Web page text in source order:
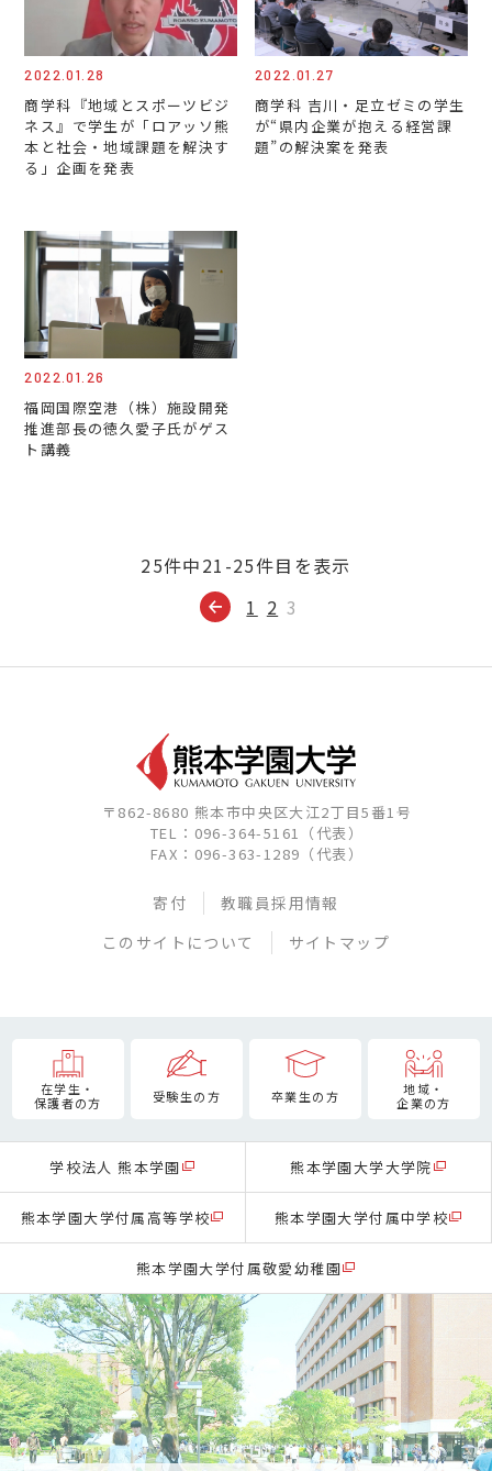
2022.01.28
商学科『地域とスポーツビジ
ネス』で学生が「ロアッソ熊
本と社会・地域課題を解決す
る」企画を発表
2022.01.27
商学科 吉川・足立ゼミの学生
が“県内企業が抱える経営課
題”の解決案を発表
2022.01.26
福岡国際空港（株）施設開発
推進部長の徳久愛子氏がゲス
ト講義
25件中21-25件目を表示
1 2 3
〒862-8680 熊本市中央区大江2丁目5番1号
TEL：096-364-5161（代表）
FAX：096-363-1289（代表）
寄付
教職員採用情報
このサイトについて
サイトマップ
在学生・
保護者の方
受験生の方 卒業生の方
地域・
企業の方
学校法人 熊本学園 熊本学園大学大学院
熊本学園大学付属高等学校 熊本学園大学付属中学校
熊本学園大学付属敬愛幼稚園